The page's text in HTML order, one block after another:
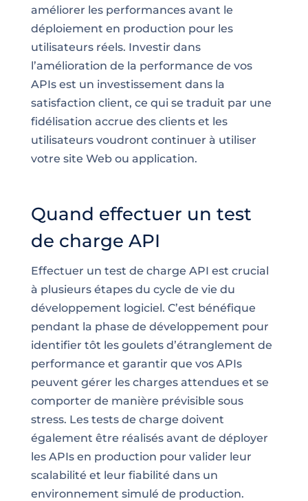
améliorer les performances avant le
déploiement en production pour les
utilisateurs réels. Investir dans
l’amélioration de la performance de vos
APIs est un investissement dans la
satisfaction client, ce qui se traduit par une
fidélisation accrue des clients et les
utilisateurs voudront continuer à utiliser
votre site Web ou application.
Quand effectuer un test
de charge API
Effectuer un test de charge API est crucial
à plusieurs étapes du cycle de vie du
développement logiciel. C’est bénéfique
pendant la phase de développement pour
identifier tôt les goulets d’étranglement de
performance et garantir que vos APIs
peuvent gérer les charges attendues et se
comporter de manière prévisible sous
stress. Les tests de charge doivent
également être réalisés avant de déployer
les APIs en production pour valider leur
scalabilité et leur fiabilité dans un
environnement simulé de production.